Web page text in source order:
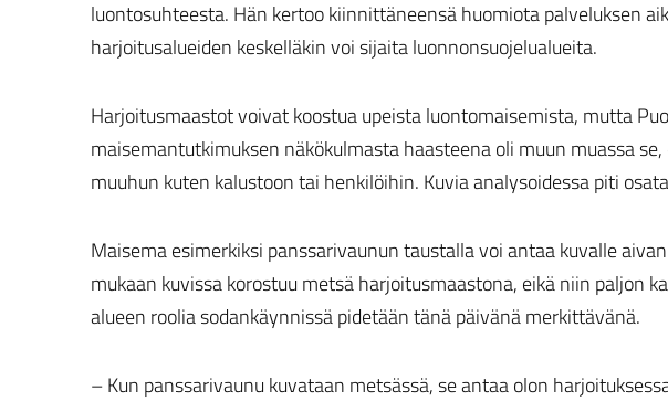
luontosuhteesta. Hän kertoo kiinnittäneensä huomiota palveluksen
harjoitusalueiden keskelläkin voi sijaita luonnonsuojelualueita.
Harjoitusmaastot voivat koostua upeista luontomaisemista, mutta
maisemantutkimuksen näkökulmasta haasteena oli muun muassa
muuhun kuten kalustoon tai henkilöihin. Kuvia analysoidessa piti
Maisema esimerkiksi panssarivaunun taustalla voi antaa kuvalle
mukaan kuvissa korostuu metsä harjoitusmaastona, eikä niin paljon
alueen roolia sodankäynnissä pidetään tänä päivänä merkittävänä.
– Kun panssarivaunu kuvataan metsässä, se antaa olon